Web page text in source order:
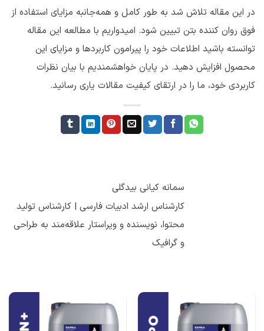
در این مقاله تلاش شد به طور کامل و همه‌جانبه مزایای استفاده از
فوق روان کننده بتن تبیین شود. امیدواریم با مطالعه این مقاله
توانسته باشید اطلاعات خود را پیرامون کاربردها و مزایای این
محصول افزایش دهید. در پایان خواهشمندیم با بیان نظرات
کاربردی خود، ما را در ارتقای کیفیت مقالات یاری رسانید.
سمانه کیانی بیدگلی
کارشناس ارشد ادبیات فارسی | کارشناس تولید
محتوا، نویسنده و ویراستار علاقه‌مند به طراحی
و گرافیک